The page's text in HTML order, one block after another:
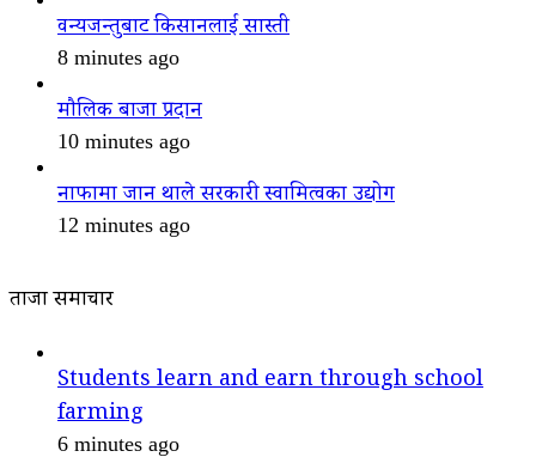
वन्यजन्तुबाट किसानलाई सास्ती
8 minutes ago
मौलिक बाजा प्रदान
10 minutes ago
नाफामा जान थाले सरकारी स्वामित्वका उद्योग
12 minutes ago
ताजा समाचार
Students learn and earn through school
farming
6 minutes ago